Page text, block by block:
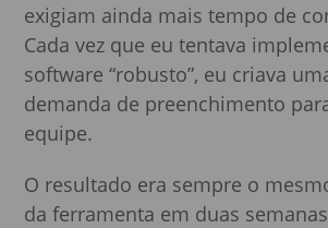
exigiam ainda mais tempo de
Cada vez que eu tentava
software “robusto”, eu criava
demanda de preenchimento
equipe.
O resultado era sempre o
da ferramenta em duas